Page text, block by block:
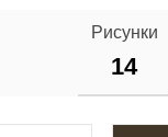
Рисунки
14